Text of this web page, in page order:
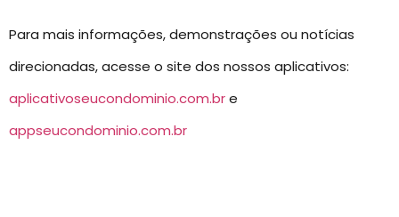
Para mais informações, demonstrações ou notícias
direcionadas, acesse o site dos nossos aplicativos:
aplicativoseucondominio.com.bre
appseucondominio.com.br